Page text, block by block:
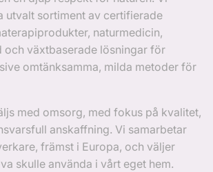
utvalt sortiment av certifierade
naturmedicin,
och växtbaserade lösningar för
omtänksamma, milda metoder för
med omsorg, med fokus på kvalitet,
anskaffning. Vi samarbetar
främst i Europa, och väljer
skulle använda i vårt eget hem.